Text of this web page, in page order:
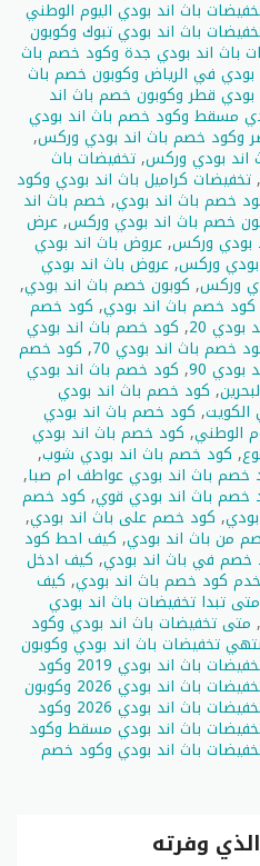
باث اند بودي اليوم الوطني
باث اند بودي تبوك وكوبون
باث اند بودي جدة وكود خصم باث
بودي في الرياض وكوبون خصم باث
بودي قطر وكوبون خصم باث اند
مسقط وكود خصم باث اند بودي
وكود خصم باث اند بودي وركس,
اند بودي وركس, تخفيضات باث
, تخفيضات كراميل باث اند بودي وكود
خصم باث اند بودي, خصم باث اند
خصم باث اند بودي وركس, عرض
بودي وركس, عروض باث اند بودي
بودي وركس, عروض باث اند بودي
, كوبون خصم باث اند بودي,
كود خصم باث اند بودي, كود خصم
20
, كود خصم باث اند بودي
خصم باث اند بودي 70 , كود خصم
90
, كود خصم باث اند بودي
, كود خصم باث اند بودي
, كود خصم باث اند بودي
الوطني, كود خصم باث اند بودي
, كود خصم باث اند بودي شوب,
خصم باث اند بودي عواطف ام صبا,
خصم باث اند بودي قوي, كود خصم
, كود خصم على باث اند بودي,
من باث اند بودي, كيف احط كود
في باث اند بودي, كيف ادخل
كود خصم باث اند بودي, كيف
متى تبدا تخفيضات باث اند بودي
, متى تخفيضات باث اند بودي وكود
تخفيضات باث اند بودي وكوبون
موعد تخفيضات باث اند بودي 2019 وكود
موعد تخفيضات باث اند بودي 2026 وكوبون
موعد تخفيضات باث اند بودي 2026 وكود
باث اند بودي مسقط وكود
باث اند بودي وكود خصم
الذي وفرته